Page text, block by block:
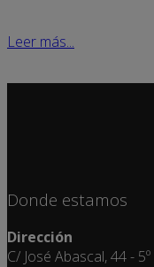
Leer más...
Donde estamos
Dirección
C/ José Abascal, 44 -